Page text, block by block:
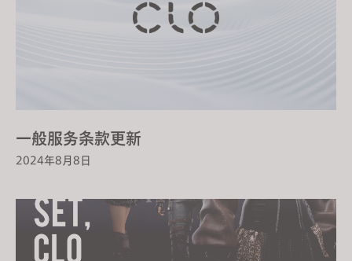
一般服务条款更新
2024年8月8日